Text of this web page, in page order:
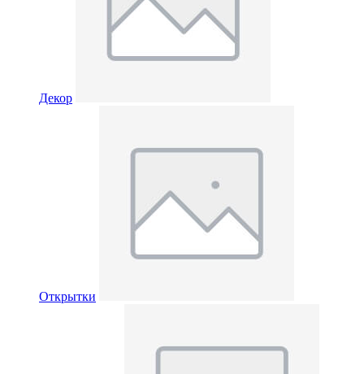
Декор
Открытки